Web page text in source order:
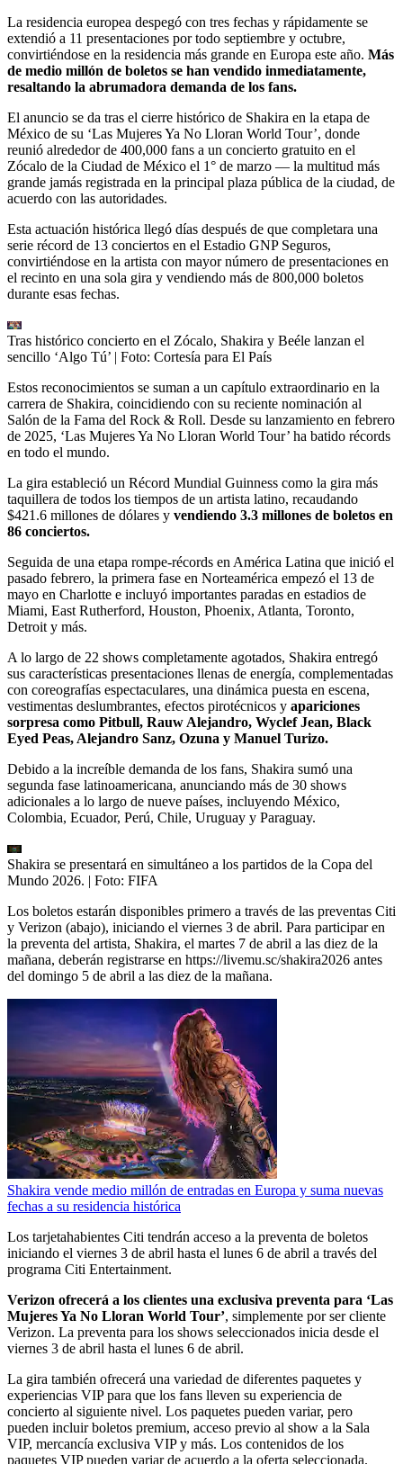
La residencia europea despegó con tres fechas y rápidamente se
extendió a 11 presentaciones por todo septiembre y octubre,
convirtiéndose en la residencia más grande en Europa este año. Más
de medio millón de boletos se han vendido inmediatamente,
resaltando la abrumadora demanda de los fans.
El anuncio se da tras el cierre histórico de Shakira en la etapa de
México de su ‘Las Mujeres Ya No Lloran World Tour’, donde
reunió alrededor de 400,000 fans a un concierto gratuito en el
Zócalo de la Ciudad de México el 1° de marzo — la multitud más
grande jamás registrada en la principal plaza pública de la ciudad, de
acuerdo con las autoridades.
Esta actuación histórica llegó días después de que completara una
serie récord de 13 conciertos en el Estadio GNP Seguros,
convirtiéndose en la artista con mayor número de presentaciones en
el recinto en una sola gira y vendiendo más de 800,000 boletos
durante esas fechas.
Tras histórico concierto en el Zócalo, Shakira y Beéle lanzan el
sencillo ‘Algo Tú’ | Foto: Cortesía para El País
Estos reconocimientos se suman a un capítulo extraordinario en la
carrera de Shakira, coincidiendo con su reciente nominación al
Salón de la Fama del Rock & Roll. Desde su lanzamiento en febrero
de 2025, ‘Las Mujeres Ya No Lloran World Tour’ ha batido récords
en todo el mundo.
La gira estableció un Récord Mundial Guinness como la gira más
taquillera de todos los tiempos de un artista latino, recaudando
$421.6 millones de dólares y vendiendo 3.3 millones de boletos en
86 conciertos.
Seguida de una etapa rompe-récords en América Latina que inició el
pasado febrero, la primera fase en Norteamérica empezó el 13 de
mayo en Charlotte e incluyó importantes paradas en estadios de
Miami, East Rutherford, Houston, Phoenix, Atlanta, Toronto,
Detroit y más.
A lo largo de 22 shows completamente agotados, Shakira entregó
sus características presentaciones llenas de energía, complementadas
con coreografías espectaculares, una dinámica puesta en escena,
vestimentas deslumbrantes, efectos pirotécnicos y apariciones
sorpresa como Pitbull, Rauw Alejandro, Wyclef Jean, Black
Eyed Peas, Alejandro Sanz, Ozuna y Manuel Turizo.
Debido a la increíble demanda de los fans, Shakira sumó una
segunda fase latinoamericana, anunciando más de 30 shows
adicionales a lo largo de nueve países, incluyendo México,
Colombia, Ecuador, Perú, Chile, Uruguay y Paraguay.
Shakira se presentará en simultáneo a los partidos de la Copa del
Mundo 2026. | Foto: FIFA
Los boletos estarán disponibles primero a través de las preventas Citi
y Verizon (abajo), iniciando el viernes 3 de abril. Para participar en
la preventa del artista, Shakira, el martes 7 de abril a las diez de la
mañana, deberán registrarse en https://livemu.sc/shakira2026 antes
del domingo 5 de abril a las diez de la mañana.
Shakira vende medio millón de entradas en Europa y suma nuevas
fechas a su residencia histórica
Los tarjetahabientes Citi tendrán acceso a la preventa de boletos
iniciando el viernes 3 de abril hasta el lunes 6 de abril a través del
programa Citi Entertainment.
Verizon ofrecerá a los clientes una exclusiva preventa para ‘Las
Mujeres Ya No Lloran World Tour’, simplemente por ser cliente
Verizon. La preventa para los shows seleccionados inicia desde el
viernes 3 de abril hasta el lunes 6 de abril.
La gira también ofrecerá una variedad de diferentes paquetes y
experiencias VIP para que los fans lleven su experiencia de
concierto al siguiente nivel. Los paquetes pueden variar, pero
pueden incluir boletos premium, acceso previo al show a la Sala
VIP, mercancía exclusiva VIP y más. Los contenidos de los
paquetes VIP pueden variar de acuerdo a la oferta seleccionada.